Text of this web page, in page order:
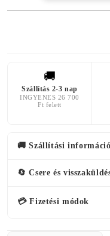
🚚
Szállítás 2-3 nap
INGYENES 26 700
Ft felett
🚚 Szállítási
🔄 Csere és
💳 Fizetési módok